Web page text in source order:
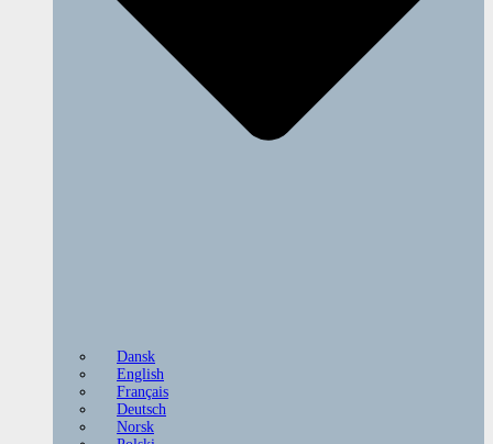
Dansk
English
Français
Deutsch
Norsk